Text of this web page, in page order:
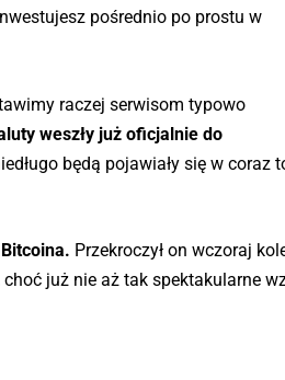
pośrednio po prostu w
raczej serwisom typowo
weszły już oficjalnie do
będą pojawiały się w coraz
Przekroczył on wczoraj
już nie aż tak spektakularne